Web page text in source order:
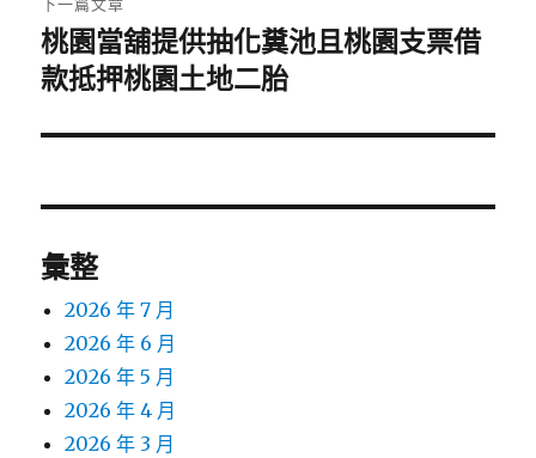
下
一
文
桃園當舖提供抽化糞池且桃園支票借
款抵押桃園土地二胎
彙整
2026 年 7 月
2026 年 6 月
2026 年 5 月
2026 年 4 月
2026 年 3 月